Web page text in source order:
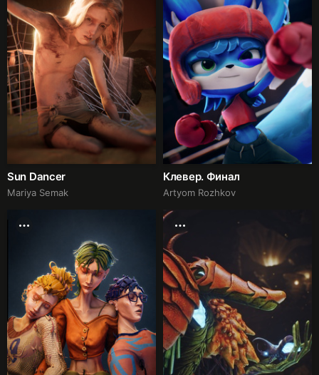
Sun Dancer
Mariya Semak
Клевер. Финал
Artyom Rozhkov